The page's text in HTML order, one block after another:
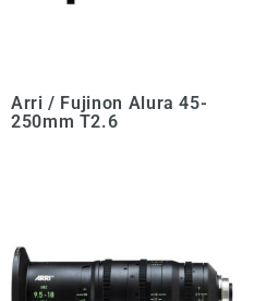
Arri / Fujinon Alura 45-
250mm T2.6